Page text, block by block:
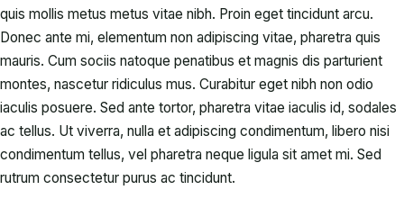
quis mollis metus metus vitae nibh. Proin eget tincidunt arcu.
Donec ante mi, elementum non adipiscing vitae, pharetra quis
mauris. Cum sociis natoque penatibus et magnis dis parturient
montes, nascetur ridiculus mus. Curabitur eget nibh non odio
iaculis posuere. Sed ante tortor, pharetra vitae iaculis id, sodales
ac tellus. Ut viverra, nulla et adipiscing condimentum, libero nisi
condimentum tellus, vel pharetra neque ligula sit amet mi. Sed
rutrum consectetur purus ac tincidunt.